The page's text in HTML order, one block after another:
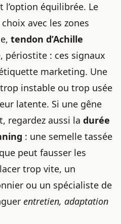
l’option équilibrée. Le
avec les zones
tendon d’Achille
périostite : ces signaux
marketing. Une
instable ou trop usée
latente. Si une gêne
regardez aussi la durée
: une semelle tassée
peut fausser les
trop vite, un
ou un spécialiste de
entretien, adaptation